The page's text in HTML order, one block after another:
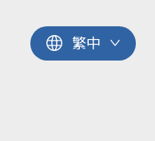
繁中